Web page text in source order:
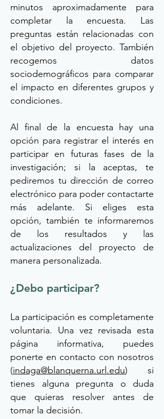
minutos aproximadamente para
completar la encuesta. Las
preguntas están relacionadas con
el objetivo del proyecto. También
recogemos datos
sociodemográficos para comparar
el impacto en diferentes grupos y
condiciones.
Al final de la encuesta hay una
opción para registrar el interés en
participar en futuras fases de la
investigación; si la aceptas, te
pediremos tu dirección de correo
electrónico para poder contactarte
más adelante. Si eliges esta
opción, también te informaremos
de los resultados y las
actualizaciones del proyecto de
manera personalizada.
¿Debo participar?
La participación es completamente
voluntaria. Una vez revisada esta
página informativa, puedes
ponerte en contacto con nosotros
(indaga@blanquerna.url.edu) si
tienes alguna pregunta o duda
que quieras resolver antes de
tomar la decisión.